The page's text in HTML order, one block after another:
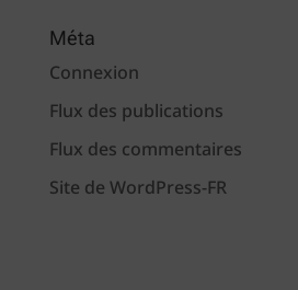
Méta
Connexion
Flux des publications
Flux des commentaires
Site de WordPress-FR